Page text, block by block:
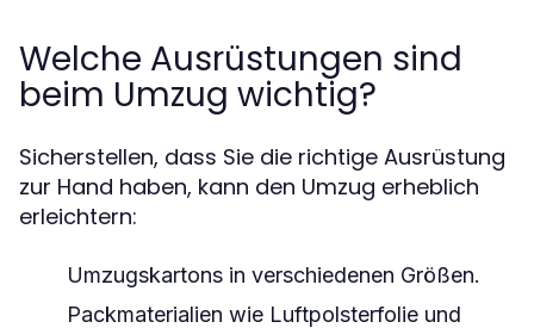
Welche Ausrüstungen sind
beim Umzug wichtig?
Sicherstellen, dass Sie die richtige Ausrüstung
zur Hand haben, kann den Umzug erheblich
erleichtern:
Umzugskartons in verschiedenen Größen.
Packmaterialien wie Luftpolsterfolie und